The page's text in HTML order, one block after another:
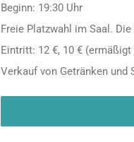
Beginn: 19:30 Uhr
Freie Platzwahl im Saal.
Eintritt: 12 €, 10 € (ermäßigt
Verkauf von Getränken und